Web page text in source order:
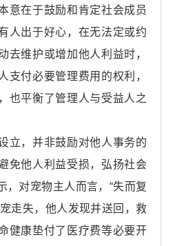
意在于鼓励和肯定社会成员
人出于好心，在无法定或约
去维护或增加他人利益时，
支付必要管理费用的权利，
也平衡了管理人与受益人之
，并非鼓励对他人事务的
免他人利益受损，弘扬社会
，对宠物主人而言，“失而复
走失，他人发现并送回，救
健康垫付了医疗费等必要开